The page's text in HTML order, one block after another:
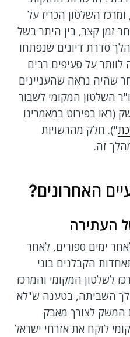
השלטון הכריז על
זמן קצר, בין היתר בשל
סדרת דיונים שנפתחו
על סעיפים רבים
שהיה נראה שהעניינים
השלטון המקומי לשבור
בפירוט במאמרינו
"). חלק מהרשויות
זה.
האחרונים?
העתירה
ימים ספורים, לאחר
הקבלנים בוני
לשלטון המקומי והמרכז
השביתה, בטענה ש"לא
המשק לצורך מאבק
לוקח את אזרחי ישראל